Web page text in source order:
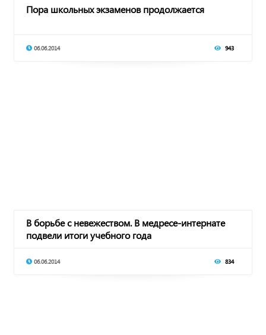
Пора школьных экзаменов продолжается
06.06.2014 943
В борьбе с невежеством. В медресе-интернате
подвели итоги учебного года
06.06.2014 834